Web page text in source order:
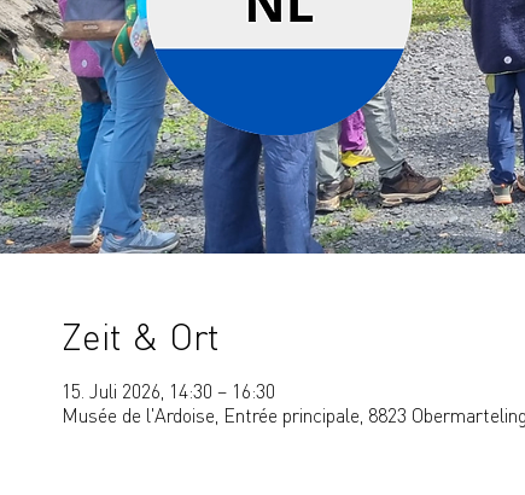
Zeit & Ort
15. Juli 2026, 14:30 – 16:30
Musée de l'Ardoise, Entrée principale, 8823